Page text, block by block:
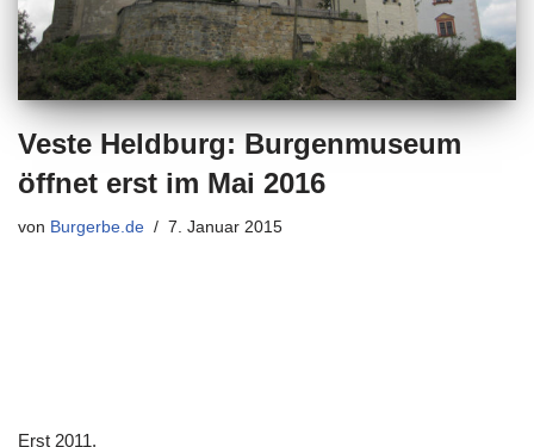
Veste Heldburg: Burgenmuseum
öffnet erst im Mai 2016
von Burgerbe.de 7. Januar 2015
Erst 2011,